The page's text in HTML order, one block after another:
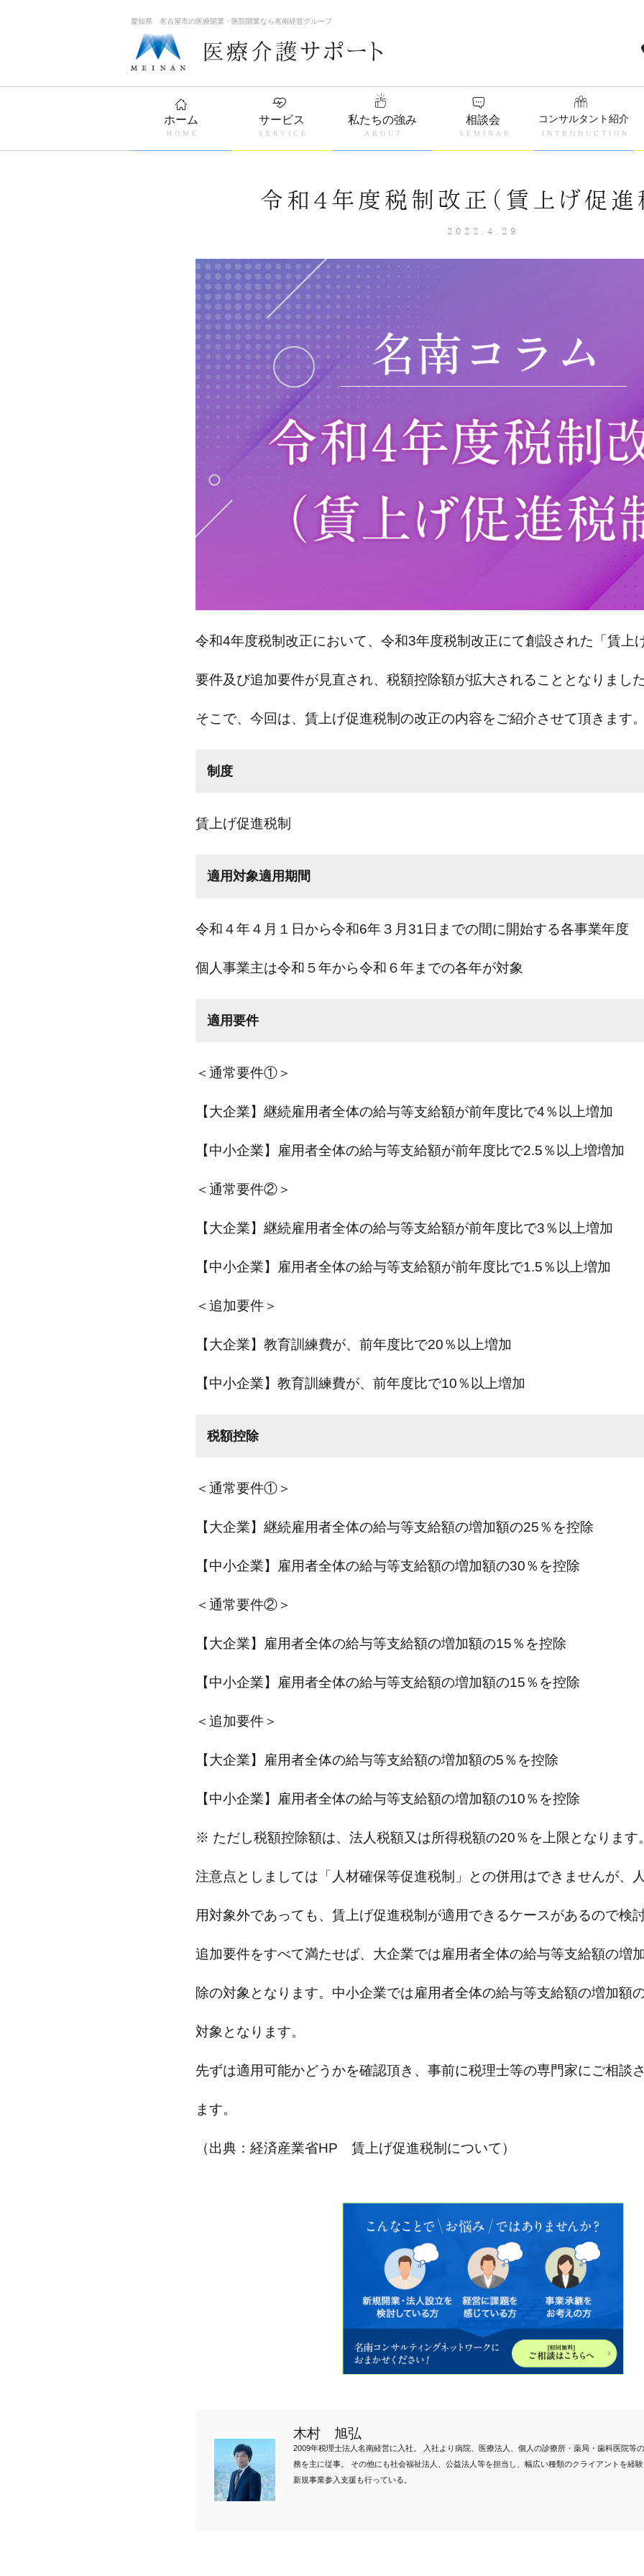
愛知県 名古屋市の医療開業・医院開業なら名南経営グループ
ホーム サービス 私たちの強み 相談会 コンサルタント紹介
令和4年度税制改正（賃上げ促進
2022.4.29
令和4年度税制改正において、令和3年度税制改正にて創設された「賃上
要件及び追加要件が見直され、税額控除額が拡大されることとなりまし
そこで、今回は、賃上げ促進税制の改正の内容をご紹介させて頂きます
制度
賃上げ促進税制
適用対象適用期間
令和４年４月１日から令和6年３月31日までの間に開始する各事業年度
個人事業主は令和５年から令和６年までの各年が対象
適用要件
＜通常要件①＞
【大企業】継続雇用者全体の給与等支給額が前年度比で4％以上増加
【中小企業】雇用者全体の給与等支給額が前年度比で2.5％以上増増加
＜通常要件②＞
【大企業】継続雇用者全体の給与等支給額が前年度比で3％以上増加
【中小企業】雇用者全体の給与等支給額が前年度比で1.5％以上増加
＜追加要件＞
【大企業】教育訓練費が、前年度比で20％以上増加
【中小企業】教育訓練費が、前年度比で10％以上増加
税額控除
＜通常要件①＞
【大企業】継続雇用者全体の給与等支給額の増加額の25％を控除
【中小企業】雇用者全体の給与等支給額の増加額の30％を控除
＜通常要件②＞
【大企業】雇用者全体の給与等支給額の増加額の15％を控除
【中小企業】雇用者全体の給与等支給額の増加額の15％を控除
＜追加要件＞
【大企業】雇用者全体の給与等支給額の増加額の5％を控除
【中小企業】雇用者全体の給与等支給額の増加額の10％を控除
※ ただし税額控除額は、法人税額又は所得税額の20％を上限となります
注意点としましては「人材確保等促進税制」との併用はできませんが、
用対象外であっても、賃上げ促進税制が適用できるケースがあるので検
追加要件をすべて満たせば、大企業では雇用者全体の給与等支給額の増
除の対象となります。中小企業では雇用者全体の給与等支給額の増加額
対象となります。
先ずは適用可能かどうかを確認頂き、事前に税理士等の専門家にご相談
ます。
（出典：経済産業省HP 賃上げ促進税制について）
木村 旭弘
2009年税理士法人名南経営に入社。 入社より病院、医療法人、個人の診療所・薬局・歯科医院等
務を主に従事。 その他にも社会福祉法人、公益法人等を担当し、幅広い種類のクライアントを経
新規事業参入支援も行っている。